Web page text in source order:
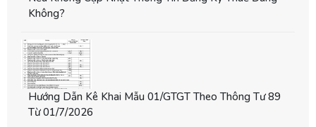
Không?
Hướng Dẫn Kê Khai Mẫu 01/GTGT Theo Thông Tư 89
Từ 01/7/2026